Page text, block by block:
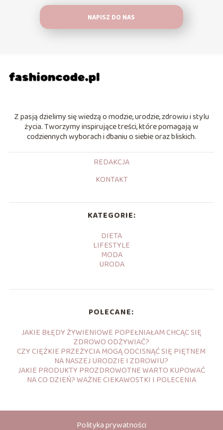
NAPISZ DO NAS
Z pasją dzielimy się wiedzą o modzie, urodzie, zdrowiu i stylu
życia. Tworzymy inspirujące treści, które pomagają w
codziennych wyborach i dbaniu o siebie oraz bliskich.
REDAKCJA
KONTAKT
KATEGORIE:
DIETA
LIFESTYLE
MODA
URODA
POLECANE:
JAKIE BŁĘDY ŻYWIENIOWE POPEŁNIAŁAM CHCĄC SIĘ
ZDROWO ODŻYWIAĆ?
CZY CIĘŻKIE PRZEŻYCIA MOGĄ ODCISNĄĆ SIĘ PIĘTNEM
NA NASZEJ URODZIE I ZDROWIU?
JAKIE PRODUKTY PROZDROWOTNE WARTO KUPOWAĆ
NA CO DZIEŃ? WAŻNE CIEKAWOSTKI I POLECENIA
Polityka prywatności